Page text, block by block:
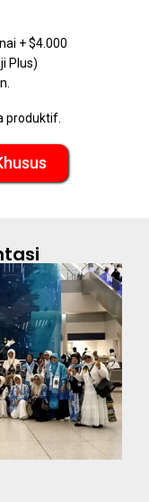
+ $4.000
Plus)
produktif.